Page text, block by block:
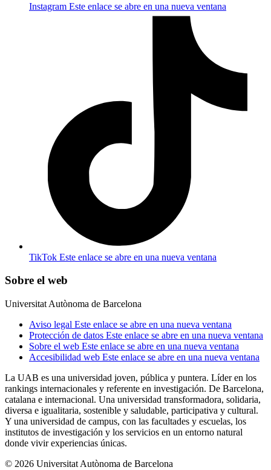
Instagram Este enlace se abre en una nueva ventana
TikTok Este enlace se abre en una nueva ventana
Sobre el web
Universitat Autònoma de Barcelona
Aviso legal Este enlace se abre en una nueva ventana
Protección de datos Este enlace se abre en una nueva ventana
Sobre el web Este enlace se abre en una nueva ventana
Accesibilidad web Este enlace se abre en una nueva ventana
La UAB es una universidad joven, pública y puntera. Líder en los
rankings internacionales y referente en investigación. De Barcelona,
catalana e internacional. Una universidad transformadora, solidaria,
diversa e igualitaria, sostenible y saludable, participativa y cultural.
Y una universidad de campus, con las facultades y escuelas, los
institutos de investigación y los servicios en un entorno natural
donde vivir experiencias únicas.
© 2026 Universitat Autònoma de Barcelona